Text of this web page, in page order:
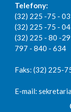
Telefony:
(32) 225 -75 - 03
(32) 225 -75 - 04
(32) 225 - 80 -29
797 - 840 - 634
Faks: (32) 225-
E-mail: